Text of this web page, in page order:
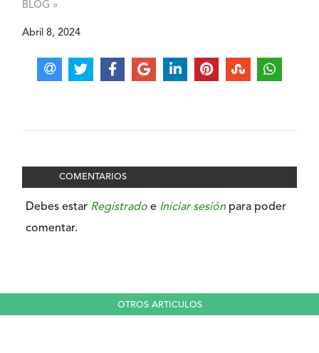
BLOG »
Abril 8, 2024
COMENTARIOS
Debes estar Registrado e Iniciar sesión para poder
comentar.
OTROS ARTICULOS